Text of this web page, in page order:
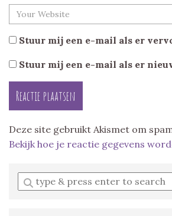
Stuur mij een e-mail als er
Stuur mij een e-mail als er
Deze site gebruikt Akismet om
Bekijk hoe je reactie gegevens
Enter
a